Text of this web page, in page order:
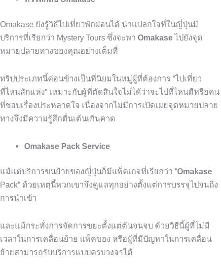
Omakase ยังรู้วิธีไปเที่ยวพักผ่อนได้ น่าแปลกใจที่ในญี่ปุ่นมี
บริการที่เรียกว่า Mystery Tours ซึ่งจะพา Omakase ไปยังจุด
หมายปลายทางของคุณอย่างเต็มที่
ทริปประเภทนี้ค่อนข้างเป็นที่นิยมในหมู่ผู้ที่ต้องการ “ไปเที่ยว
ที่ไหนสักแห่ง” เหมาะกับผู้ที่ตัดสินใจไม่ได้ว่าจะไปที่ไหนดีหรือคน
ที่ชอบเรื่องประหลาดใจ เนื่องจากไม่มีการเปิดเผยจุดหมายปลาย
ทางจึงมีความรู้สึกตื่นเต้นเกินคาด
Omakase Pack Service
แม้แต่บริการขนย้ายของญี่ปุ่นก็มีแพ็คเกจที่เรียกว่า “Omakase
Pack” ด้วยเหตุนี้พวกเขาจึงดูแลทุกอย่างตั้งแต่การบรรจุไปจนถึง
การนำเข้า
และแม้กระทั่งการจัดการขยะตั้งแต่ต้นจนจบ ด้วยวิธีนี้ผู้ที่ไม่มี
เวลาในการเคลื่อนย้าย แพ็คของ หรือผู้ที่มีปัญหาในการเคลื่อน
ย้ายสามารถรับบริการแบบครบวงจรได้